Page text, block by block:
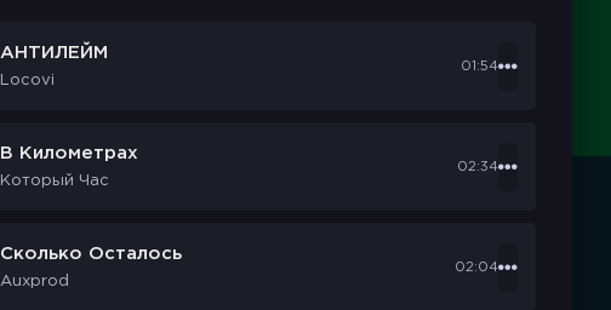
АНТИЛЕЙМ
Locovi
01:54
В Километрах
Который Час
02:34
Сколько Осталось
Auxprod
02:04